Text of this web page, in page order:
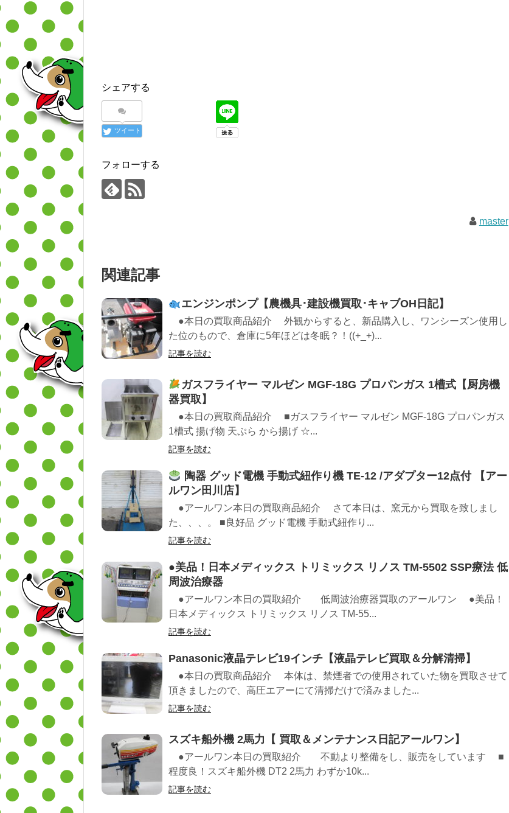
シェアする
ツイート
フォローする
master
関連記事
エンジンポンプ【農機具･建設機買取･キャブOH日記】
●本日の買取商品紹介 外観からすると、新品購入し、ワンシーズン使用し
た位のもので、倉庫に5年ほどは冬眠？！((+_+)...
記事を読む
ガスフライヤー マルゼン MGF-18G プロパンガス 1槽式【厨房機
器買取】
●本日の買取商品紹介 ■ガスフライヤー マルゼン MGF-18G プロパンガス
1槽式 揚げ物 天ぷら から揚げ ☆...
記事を読む
陶器 グッド電機 手動式紐作り機 TE-12 /アダプター12点付 【アー
ルワン田川店】
●アールワン本日の買取商品紹介 さて本日は、窯元から買取を致しまし
た、、、。 ■良好品 グッド電機 手動式紐作り...
記事を読む
●美品！日本メディックス トリミックス リノス TM-5502 SSP療法 低
周波治療器
●アールワン本日の買取紹介 低周波治療器買取のアールワン ●美品！
日本メディックス トリミックス リノス TM-55...
記事を読む
Panasonic液晶テレビ19インチ【液晶テレビ買取＆分解清掃】
●本日の買取商品紹介 本体は、禁煙者での使用されていた物を買取させて
頂きましたので、高圧エアーにて清掃だけで済みました...
記事を読む
スズキ船外機 2馬力【 買取＆メンテナンス日記アールワン】
●アールワン本日の買取紹介 不動より整備をし、販売をしています ■
程度良！スズキ船外機 DT2 2馬力 わずか10k...
記事を読む